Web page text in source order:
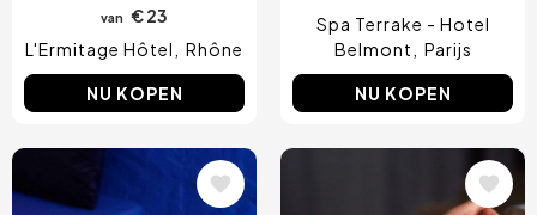
van
€ 23
L'Ermitage Hôtel
Rhône
NU KOPEN
Spa Terrake - Hotel
Belmont
Parijs
NU KOPEN
Afbeelding